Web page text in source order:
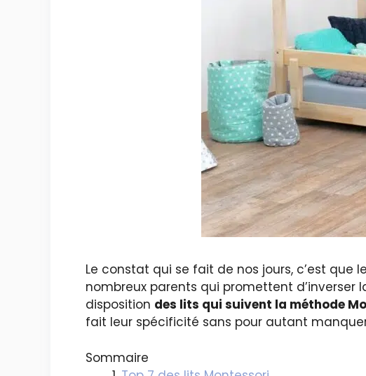
Le constat qui se fait de nos jours, c’est
nombreux parents qui promettent
disposition des lits qui suivent la méthode
fait leur spécificité sans pour autant
Sommaire